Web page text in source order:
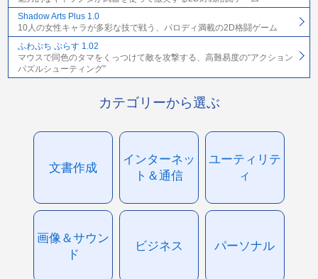
Shadow Arts Plus 1.0
10人の女性キャラが多彩な技で戦う、パロディ満載の2D格闘ゲーム
ふわぷち ぷらす 1.02
マウスで同色のタマをくっつけて敵を攻撃する、高難易度の“アクション
パズルシューティング”
カテゴリーから選ぶ
文書作成
インターネッ
ト＆通信
ユーティリテ
ィ
画像＆サウン
ド
ビジネス パーソナル